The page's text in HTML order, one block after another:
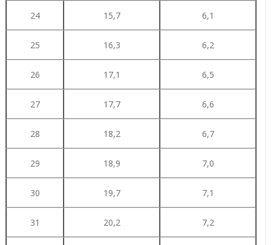
24 15,7 6,1
25 16,3 6,2
26 17,1 6,5
27 17,7 6,6
28 18,2 6,7
29 18,9 7,0
30 19,7 7,1
31 20,2 7,2